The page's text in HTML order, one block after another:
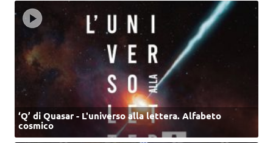
‘Q’ di Quasar - L'universo alla lettera. Alfabeto
cosmico